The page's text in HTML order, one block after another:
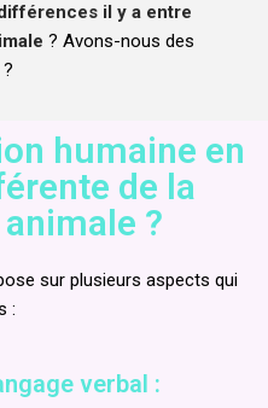
il y a entre
? Avons-nous des
humaine en
de la
?
sur plusieurs aspects qui
:
verbal :